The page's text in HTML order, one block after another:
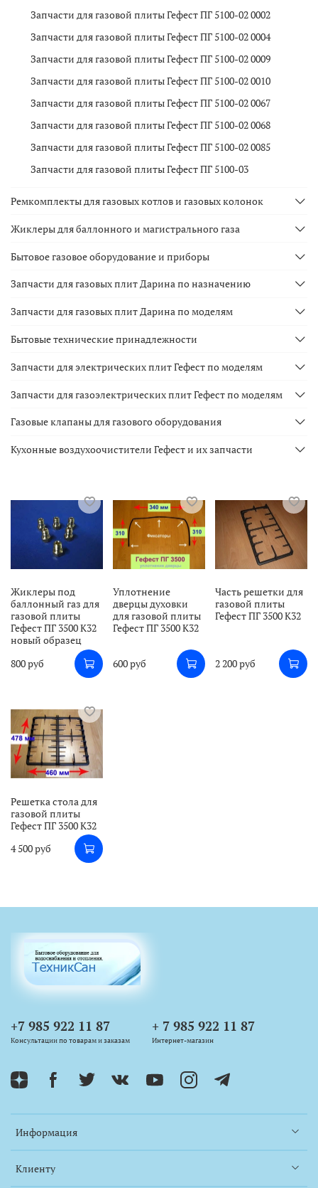
Жиклеры под
баллонный газ для
газовой плиты
Гефест ПГ 3500 К32
новый образец
800 руб
Уплотнение
дверцы духовки
для газовой плиты
Гефест ПГ 3500 К32
600 руб
Часть решетки для
газовой плиты
Гефест ПГ 3500 К32
2 200 руб
Решетка стола для
газовой плиты
Гефест ПГ 3500 К32
4 500 руб
Запчасти для газовой плиты Гефест ПГ 5100-02 0002
Запчасти для газовой плиты Гефест ПГ 5100-02 0004
Запчасти для газовой плиты Гефест ПГ 5100-02 0009
Запчасти для газовой плиты Гефест ПГ 5100-02 0010
Запчасти для газовой плиты Гефест ПГ 5100-02 0067
Запчасти для газовой плиты Гефест ПГ 5100-02 0068
Запчасти для газовой плиты Гефест ПГ 5100-02 0085
Запчасти для газовой плиты Гефест ПГ 5100-03
Ремкомплекты для газовых котлов и газовых колонок
Жиклеры для баллонного и магистрального газа
Бытовое газовое оборудование и приборы
Запчасти для газовых плит Дарина по назначению
Запчасти для газовых плит Дарина по моделям
Бытовые технические принадлежности
Запчасти для электрических плит Гефест по моделям
Запчасти для газоэлектрических плит Гефест по моделям
Газовые клапаны для газового оборудования
Кухонные воздухоочистители Гефест и их запчасти
Информация
Клиенту
+7 985 922 11 87
Консультации по товарам и заказам
+ 7 985 922 11 87
Интернет-магазин